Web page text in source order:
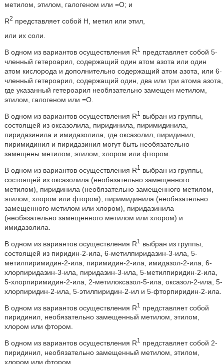
метилом, этилом, галогеном или =O; и
R2 представляет собой H, метил или этил,
или их соли.
В одном из вариантов осуществления R1
представляет собой 5-
членный гетероарил, содержащий один атом азота или один
атом кислорода и дополнительно содержащий атом азота, или 6-
членный гетероарил, содержащий один, два или три атома азота,
где указанный гетероарил необязательно замещен метилом,
этилом, галогеном или =O.
В одном из вариантов осуществления R1
выбран из группы,
состоящей из оксазолила, пиридинила, пиримидинила,
пиридазинила и имидазолила, где оксазолил, пиридинил,
пиримидинил и пиридазинил могут быть необязательно
замещены метилом, этилом, хлором или фтором.
В одном из вариантов осуществления R1
выбран из группы,
состоящей из оксазолила (необязательно замещенного
метилом), пиридинила (необязательно замещенного метилом,
этилом, хлором или фтором), пиримидинила (необязательно
замещенного метилом или хлором), пиридазинила
(необязательно замещенного метилом или хлором) и
имидазолила.
В одном из вариантов осуществления R1
выбран из группы,
состоящей из пиридин-2-ила, 6-метилпиридазин-3-ила, 5-
метилпиримидин-2-ила, пиримидин-2-ила, имидазол-2-ила, 6-
хлорпиридазин-3-ила, пиридазин-3-ила, 5-метилпиридин-2-ила,
5-хлорпиримидин-2-ила, 2-метилоксазол-5-ила, оксазол-2-ила, 5-
хлорпиридин-2-ила, 5-этилпиридин-2-ил и 5-фторпиридин-2-ила.
В одном из вариантов осуществления R1
представляет собой
пиридинил, необязательно замещенный метилом, этилом,
хлором или фтором.
В одном из вариантов осуществления R1
представляет собой 2-
пиридинил, необязательно замещенный метилом, этилом,
хлором или фтором.